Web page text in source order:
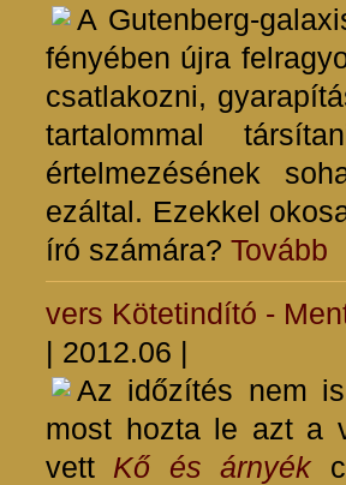
A Gutenberg-
fényében újra
csatlakozni,
tartalommal
értelmezésének
ezáltal. Ezekkel
író számára? Tovább
vers Kötetindító -
| 2012.06 |
Az időzítés nem
most hozta le azt a
vett Kő és árnyék